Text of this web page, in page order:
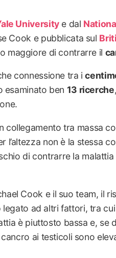
Universitye dal
Cook e pubblicata sul
maggiore di contrarre il
connessione tra i
esaminato ben 13 ricerche
collegamento tra massa
non è la stessa
di contrarre la
Cook e il suo team, il
legato ad altri fattori, tra
è piuttosto bassa e, se
ai testicoli sono